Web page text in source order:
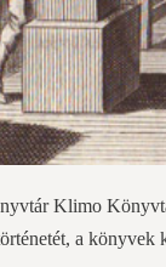
Klimo
a könyvek